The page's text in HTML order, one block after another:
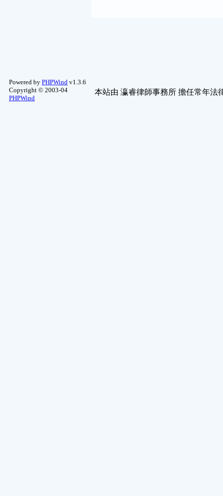
Powered by PHPWind v1.3.6
Copyright © 2003-04
PHPWind
本站由 瀛睿律師事務所 擔任常年法